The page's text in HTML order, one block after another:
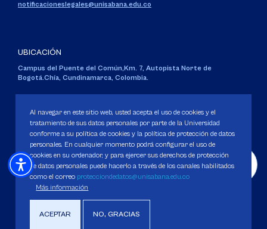
notificacioneslegales@unisabana.edu.co
UBICACIÓN
Campus del Puente del Común,Km. 7, Autopista Norte de
Bogotá.Chía, Cundinamarca, Colombia.
Personería Jurídica:Resolución 130 del 14 de enero de 1980.
Ministerio de Educación Nacional.
Política de Protección de datos
Derechos Pecuniarios
Al navegar en este sitio web, usted acepta el uso de cookies y el
tratamiento de sus datos personales por parte de la Universidad
conforme a su política de cookies y la política de protección de datos
personales. En cualquier momento podrá configurar el uso de
cookies en su ordenador, y para ejercer sus derechos de protección
de datos personales puede hacerlo a través de los canales habilitados
como el correo protecciondedatos@unisabana.edu.co
Más información
ACEPTAR NO, GRACIAS